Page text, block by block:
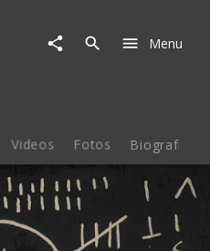
Menu
Videos Fotos Biografie